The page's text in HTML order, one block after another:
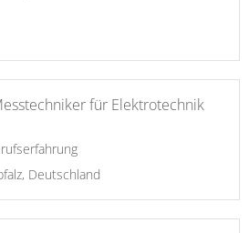
für Elektrotechnik
Deutschland